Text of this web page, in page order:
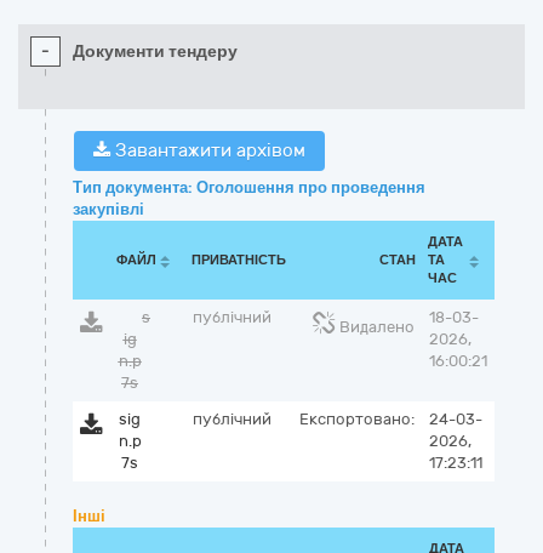
- Документи тендеру
Завантажити архівом
Тип документа: Оголошення про проведення
закупівлі
ФАЙЛ ПРИВАТНІСТЬ СТАН
ДАТА
ТА
ЧАС
s
ig
n.p
7s
публічний
Видалено
18-03-
2026,
16:00:21
sig
n.p
7s
публічний Експортовано:
24-03-
2026,
17:23:11
Інші
ДАТА